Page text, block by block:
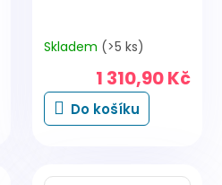
Skladem (>5 ks)
1 310,90 Kč
Do košíku